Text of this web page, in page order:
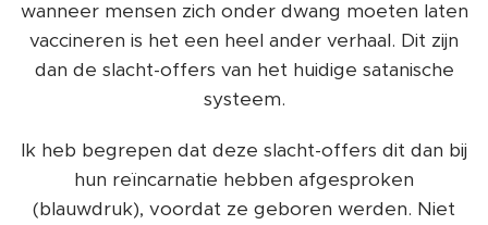
wanneer mensen zich onder dwang moeten laten
vaccineren is het een heel ander verhaal. Dit zijn
dan de slacht-offers van het huidige satanische
systeem.
Ik heb begrepen dat deze slacht-offers dit dan bij
hun reïncarnatie hebben afgesproken
(blauwdruk), voordat ze geboren werden. Niet